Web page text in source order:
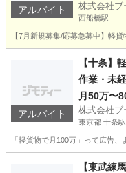
アルバイト 株式会社ブ
西船橋駅
【7月新規募集/応募急募中】軽
西船橋駅
アルバイト
【十条】
作業・未
月50万〜
株式会社ブ
東京都 十条駅
「軽貨物で月100万」って広告
十条駅
【東武練